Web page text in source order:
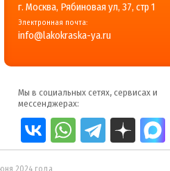
г. Москва, Рябиновая ул, 37, стр 1
Электронная почта:
info@lakokraska-ya.ru
Мы в социальных сетях, сервисах и
мессенджерах:
2024 года